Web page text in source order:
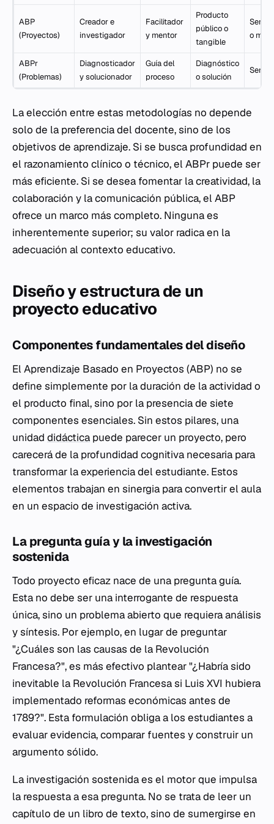
ABP
(Proyectos)
Creador e
investigador
Facilitador
y mentor
Producto
público o
tangible
o
ABPr
(Problemas)
Diagnosticador
y solucionador
Guía del
proceso
Diagnóstico
o solución
La elección entre estas metodologías no depende
solo de la preferencia del docente, sino de los
objetivos de aprendizaje. Si se busca profundidad en
el razonamiento clínico o técnico, el ABPr puede ser
más eficiente. Si se desea fomentar la creatividad, la
colaboración y la comunicación pública, el ABP
ofrece un marco más completo. Ninguna es
inherentemente superior; su valor radica en la
adecuación al contexto educativo.
Diseño y estructura de un
proyecto educativo
Componentes fundamentales del diseño
El Aprendizaje Basado en Proyectos (ABP) no se
define simplemente por la duración de la actividad o
el producto final, sino por la presencia de siete
componentes esenciales. Sin estos pilares, una
unidad didáctica puede parecer un proyecto, pero
carecerá de la profundidad cognitiva necesaria para
transformar la experiencia del estudiante. Estos
elementos trabajan en sinergia para convertir el aula
en un espacio de investigación activa.
La pregunta guía y la investigación
sostenida
Todo proyecto eficaz nace de una pregunta guía.
Esta no debe ser una interrogante de respuesta
única, sino un problema abierto que requiera análisis
y síntesis. Por ejemplo, en lugar de preguntar
"¿Cuáles son las causas de la Revolución
Francesa?", es más efectivo plantear "¿Habría sido
inevitable la Revolución Francesa si Luis XVI hubiera
implementado reformas económicas antes de
1789?". Esta formulación obliga a los estudiantes a
evaluar evidencia, comparar fuentes y construir un
argumento sólido.
La investigación sostenida es el motor que impulsa
la respuesta a esa pregunta. No se trata de leer un
capítulo de un libro de texto, sino de sumergirse en